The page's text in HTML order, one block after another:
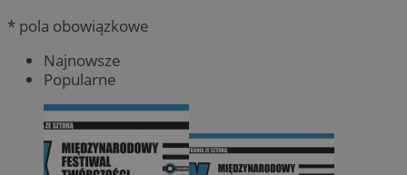
* pola obowiązkowe
Najnowsze
Popularne